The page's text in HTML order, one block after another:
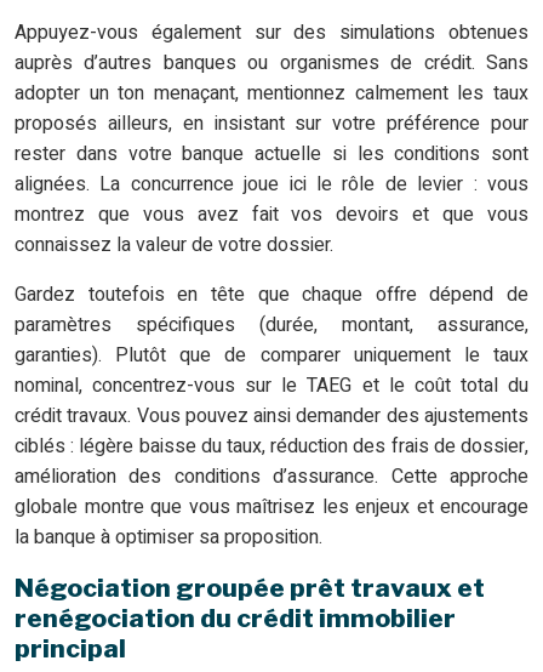
Appuyez-vous également sur des simulations obtenues
auprès d’autres banques ou organismes de crédit. Sans
adopter un ton menaçant, mentionnez calmement les taux
proposés ailleurs, en insistant sur votre préférence pour
rester dans votre banque actuelle si les conditions sont
alignées. La concurrence joue ici le rôle de levier : vous
montrez que vous avez fait vos devoirs et que vous
connaissez la valeur de votre dossier.
Gardez toutefois en tête que chaque offre dépend de
paramètres spécifiques (durée, montant, assurance,
garanties). Plutôt que de comparer uniquement le taux
nominal, concentrez-vous sur le TAEG et le coût total du
crédit travaux. Vous pouvez ainsi demander des ajustements
ciblés : légère baisse du taux, réduction des frais de dossier,
amélioration des conditions d’assurance. Cette approche
globale montre que vous maîtrisez les enjeux et encourage
la banque à optimiser sa proposition.
Négociation groupée prêt travaux et
renégociation du crédit immobilier
principal